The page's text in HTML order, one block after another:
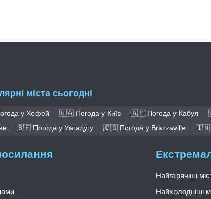
міста сьогодні
у Хефей 🇺🇦 Погода у Київ 🇦🇫 Погода у Кабул
🇧🇫 Погода у Уагадугу 🇨🇬 Погода у Brazzaville 🇮🇳
Найгарячіші
Найхолодніші